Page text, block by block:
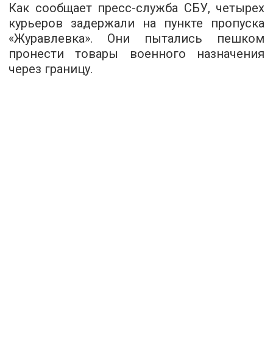
Как сообщает пресс-служба СБУ, четырех
курьеров задержали на пункте пропуска
«Журавлевка». Они пытались пешком
пронести товары военного назначения
через границу.